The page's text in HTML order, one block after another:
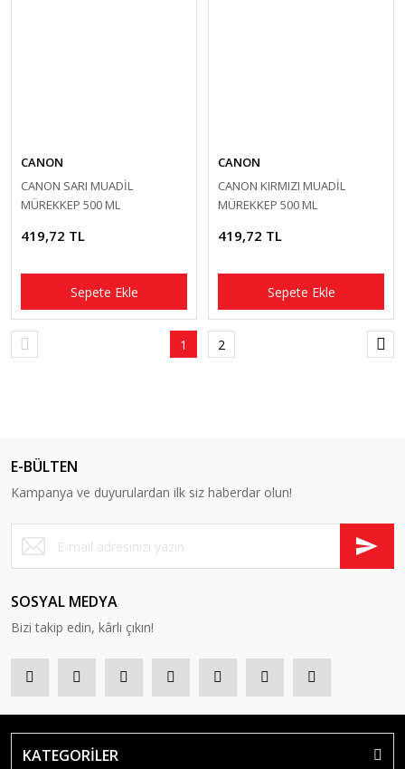
CANON
CANON SARI MUADİL
MÜREKKEP 500 ML
419,72 TL
Sepete Ekle
CANON
CANON KIRMIZI MUADİL
MÜREKKEP 500 ML
419,72 TL
Sepete Ekle
1 2
E-BÜLTEN
Kampanya ve duyurulardan ilk siz haberdar olun!
SOSYAL MEDYA
Bizi takip edin, kârlı çıkın!
KATEGORİLER